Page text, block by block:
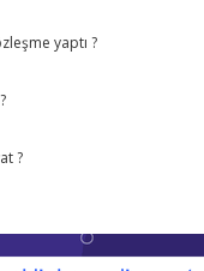
yaptı ?
?